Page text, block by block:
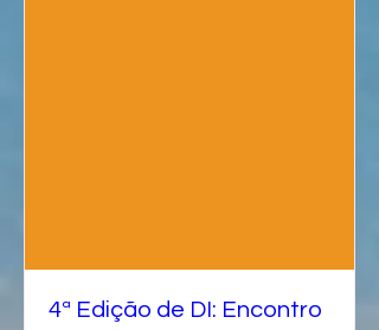
4ª Edição de DI: Encontro